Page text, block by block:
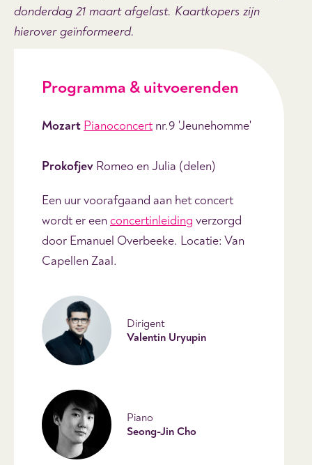
donderdag 21 maart afgelast. Kaartkopers zijn
hierover geïnformeerd.
Programma & uitvoerenden
Mozart Pianoconcert nr.9 'Jeunehomme'
Prokofjev Romeo en Julia (delen)
Een uur voorafgaand aan het concert
wordt er een concertinleiding verzorgd
door Emanuel Overbeeke. Locatie: Van
Capellen Zaal.
Dirigent
Valentin Uryupin
Piano
Seong-Jin Cho